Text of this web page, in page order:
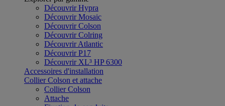
Découvrir Hypra
Découvrir Mosaic
Découvrir Colson
Découvrir Colring
Découvrir Atlantic
Découvrir P17
Découvrir XL³ HP 6300
Accessoires d'installation
Collier Colson et attache
Collier Colson
Attache